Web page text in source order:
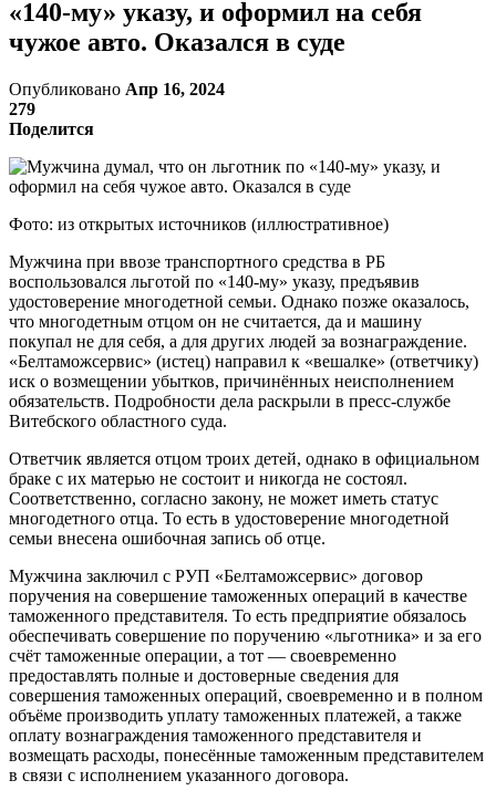
«140-му» указу, и оформил на себя
чужое авто. Оказался в суде
Опубликовано Апр 16, 2024
279
Поделится
Фото: из открытых источников (иллюстративное)
Мужчина при ввозе транспортного средства в РБ
воспользовался льготой по «140-му» указу, предъявив
удостоверение многодетной семьи. Однако позже оказалось,
что многодетным отцом он не считается, да и машину
покупал не для себя, а для других людей за вознаграждение.
«Белтаможсервис» (истец) направил к «вешалке» (ответчику)
иск о возмещении убытков, причинённых неисполнением
обязательств. Подробности дела раскрыли в пресс-службе
Витебского областного суда.
Ответчик является отцом троих детей, однако в официальном
браке с их матерью не состоит и никогда не состоял.
Соответственно, согласно закону, не может иметь статус
многодетного отца. То есть в удостоверение многодетной
семьи внесена ошибочная запись об отце.
Мужчина заключил с РУП «Белтаможсервис» договор
поручения на совершение таможенных операций в качестве
таможенного представителя. То есть предприятие обязалось
обеспечивать совершение по поручению «льготника» и за его
счёт таможенные операции, а тот — своевременно
предоставлять полные и достоверные сведения для
совершения таможенных операций, своевременно и в полном
объёме производить уплату таможенных платежей, а также
оплату вознаграждения таможенного представителя и
возмещать расходы, понесённые таможенным представителем
в связи с исполнением указанного договора.